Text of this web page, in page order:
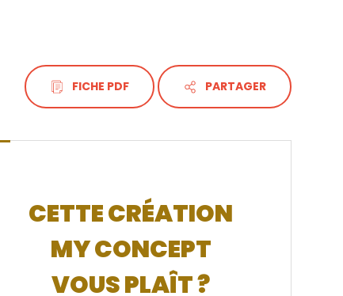
FICHE PDF PARTAGER
CETTE CRÉATION
MY CONCEPT
VOUS PLAÎT ?